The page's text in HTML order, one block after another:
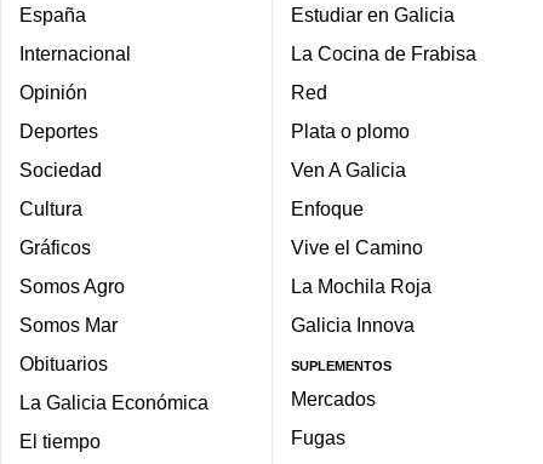
España
Internacional
Opinión
Deportes
Sociedad
Cultura
Gráficos
Somos Agro
Somos Mar
Obituarios
La Galicia Económica
El tiempo
Estudiar en Galicia
La Cocina de Frabisa
Red
Plata o plomo
Ven A Galicia
Enfoque
Vive el Camino
La Mochila Roja
Galicia Innova
SUPLEMENTOS
Mercados
Fugas